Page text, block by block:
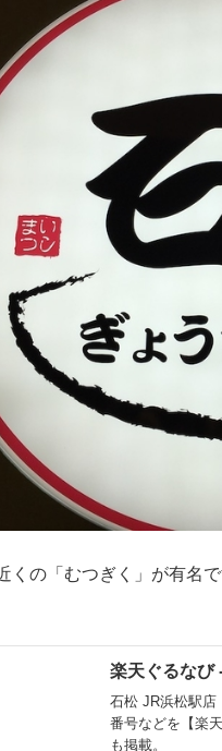
くの「むつぎく」が有名
楽天ぐるなび
石松 JR浜松駅
番号などを【楽
も掲載。